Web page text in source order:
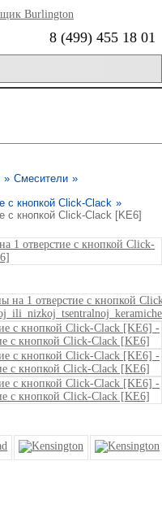
8 (499) 455 18 01
» Смесители »
с кнопкой Click-Clack »
с кнопкой Click-Clack [KE6]